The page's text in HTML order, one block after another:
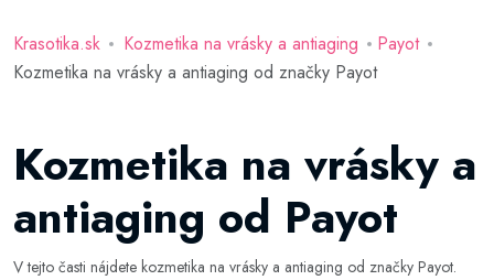
Krasotika.sk Kozmetika na vrásky a antiaging
Payot
Kozmetika na vrásky a antiaging od značky Payot
Kozmetika na vrásky a
antiaging od Payot
V tejto časti nájdete kozmetika na vrásky a antiaging od značky Payot.